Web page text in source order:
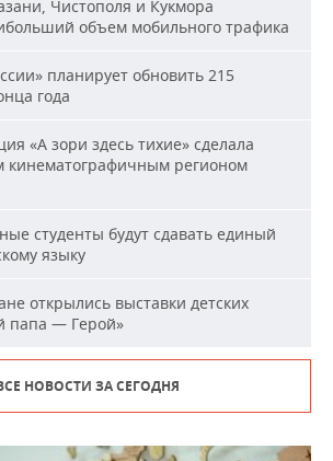
Чистополя и Кукмора
объем мобильного трафика
планирует обновить 215
года
«А зори здесь тихие» сделала
регионом
студенты будут сдавать единый
языку
открылись выставки детских
папа — Герой»
НОВОСТИ ЗА СЕГОДНЯ